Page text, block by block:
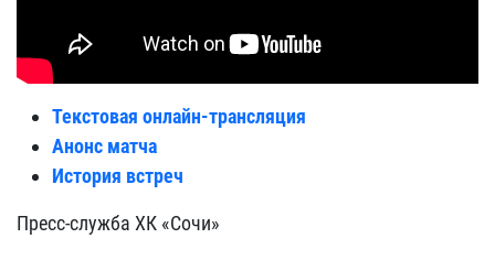
Текстовая онлайн-трансляция
Анонс матча
История встреч
Пресс-служба ХК «Сочи»